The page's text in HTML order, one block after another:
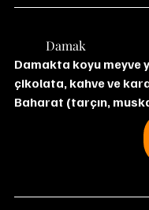
	Damak
Damakta koyu meyve
çikolata, kahve ve
Baharat (tarçın,